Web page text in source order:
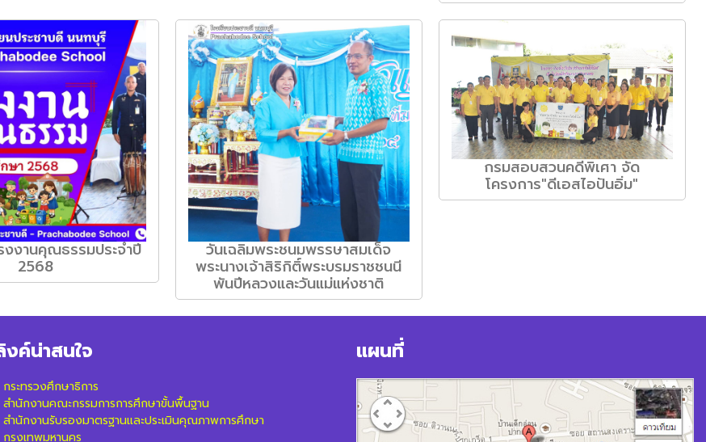
งงานคุณธรรมประจำปี
2568
วันเฉลิมพระชนมพรรษาสมเด็จ
พระนางเจ้าสิริกิติ์พระบรมราชชนนี
พันปีหลวงและวันแม่แห่งชาติ
กรมสอบสวนคดีพิเศา จัด
โครงการ"ดีเอสไอปันอิ่ม"
งค์น่าสนใจ
กระทรวงศึกษาธิการ
สำนักงานคณะกรรมการการศึกษาขั้นพื้นฐาน
สำนักงานรับรองมาตรฐานและประเมินคุณภาพการศึกษา
กรุงเทพมหานคร
แผนที่